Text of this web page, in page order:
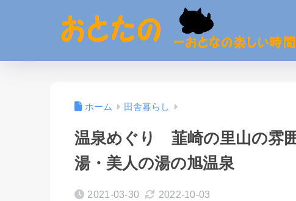
ホーム 田舎暮らし
温泉めぐり 韮崎の里山の雰
湯・美人の湯の旭温泉
2021-03-30 2022-10-03